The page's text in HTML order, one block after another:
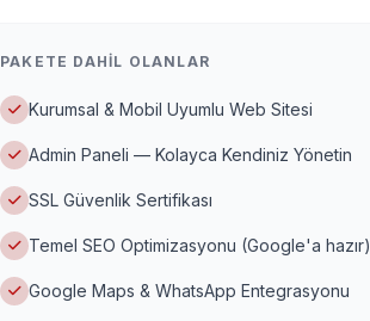
PAKETE DAHIL OLANLAR
Kurumsal & Mobil Uyumlu Web Sitesi
Admin Paneli — Kolayca Kendiniz Yönetin
SSL Güvenlik Sertifikası
Temel SEO Optimizasyonu (Google'a hazır)
Google Maps & WhatsApp Entegrasyonu